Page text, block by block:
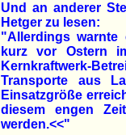
Und an anderer
Hetger zu lesen:
"Allerdings
kurz vor Ostern
Kernkraftwerk-
Transporte aus
Einsatzgröße
diesem engen
werden.<<"